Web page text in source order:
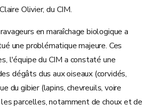
Olivier, du CIM.
en maraîchage biologique a
une problématique majeure. Ces
l'équipe du CIM a constaté une
dégâts dus aux oiseaux (corvidés,
du gibier (lapins, chevreuils, voire
parcelles, notamment de choux et de